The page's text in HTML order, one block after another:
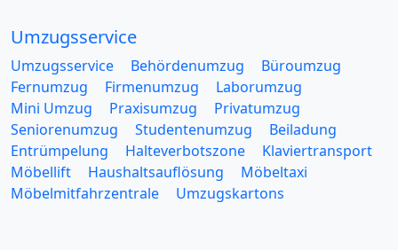
Umzugsservice
Umzugsservice Behördenumzug
Büroumzug
Fernumzug
Firmenumzug
Laborumzug
Mini Umzug
Praxisumzug
Privatumzug
Seniorenumzug
Studentenumzug
Beiladung
Entrümpelung
Halteverbotszone
Klaviertransport
Möbellift
Haushaltsauflösung
Möbeltaxi
Möbelmitfahrzentrale
Umzugskartons